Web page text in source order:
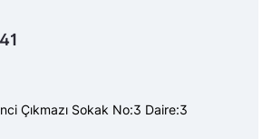
Çıkmazı Sokak No:3 Daire:3